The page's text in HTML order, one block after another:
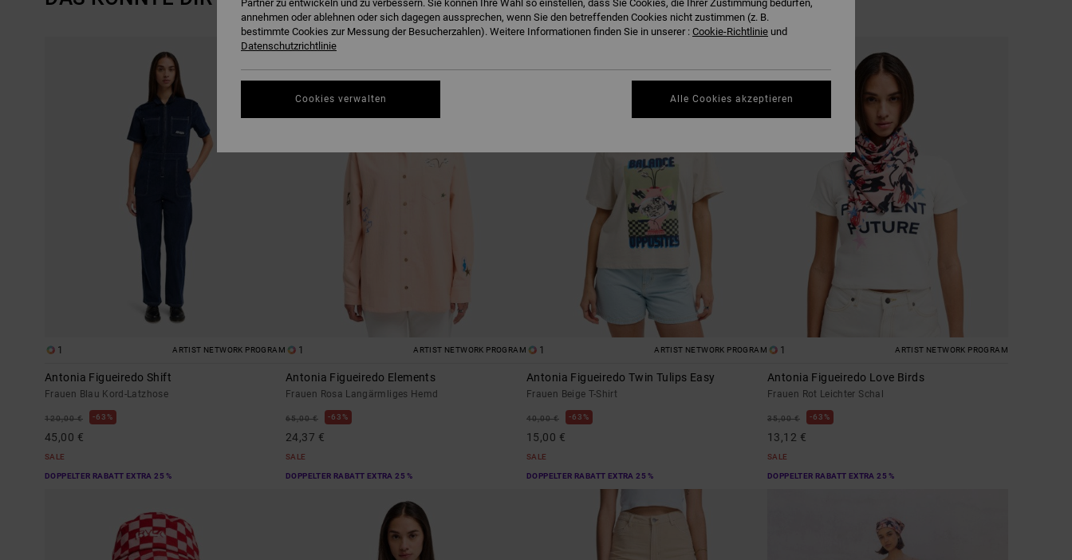
1 ARTIST NETWORK PROGRAM
Antonia Figueiredo Shift
Frauen Blau Kord-Latzhose
120,00 € 63%
45,00 €
SALE
DOPPELTER RABATT EXTRA 25 %
1 ARTIST NETWORK PROGRAM
Antonia Figueiredo Elements
Frauen Rosa Langärmliges Hemd
65,00 € 63%
24,37 €
SALE
DOPPELTER RABATT EXTRA 25 %
1 ARTIST NETWORK PROGRAM
Antonia Figueiredo Twin Tulips Easy
Frauen Beige T-Shirt
40,00 € 63%
15,00 €
SALE
DOPPELTER RABATT EXTRA 25 %
1 ARTIST NETWORK PROGRAM
Antonia Figueiredo Love Birds
Frauen Rot Leichter Schal
35,00 € 63%
13,12 €
SALE
DOPPELTER RABATT EXTRA 25 %
Partner zu entwickeln und zu verbessern. Sie können Ihre Wahl so einstellen, dass Sie Cookies, die Ihrer Zustimmung bedürfen,
annehmen oder ablehnen oder sich dagegen aussprechen, wenn Sie den betreffenden Cookies nicht zustimmen (z. B.
bestimmte Cookies zur Messung der Besucherzahlen). Weitere Informationen finden Sie in unserer : Cookie-Richtlinie und
Datenschutzrichtlinie
Cookies verwalten Alle Cookies akzeptieren